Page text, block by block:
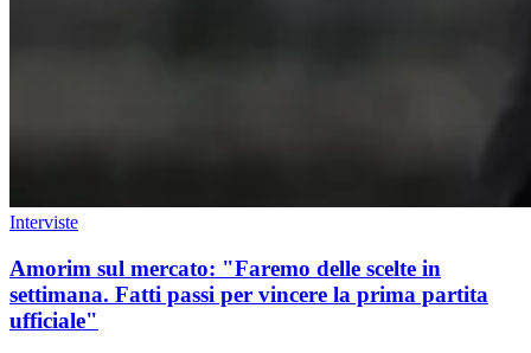
Interviste
Amorim sul mercato: "Faremo delle scelte in
settimana. Fatti passi per vincere la prima partita
ufficiale"